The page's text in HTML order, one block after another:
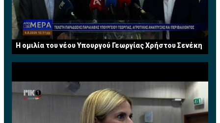
Η ομιλία του νέου Υπουργού Γεωργίας Χρήστου Σενέκη